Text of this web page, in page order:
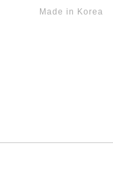
Made in Korea